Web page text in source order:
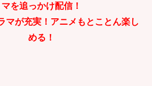
マを追っかけ配信！
マが充実！アニメもとことん楽し
める！